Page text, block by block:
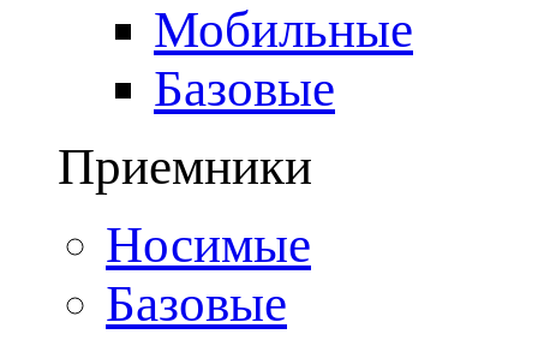
Мобильные
Базовые
Приемники
Носимые
Базовые